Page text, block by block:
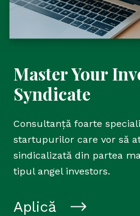
Master Your
Syndicate
Consultanță foarte
startupurilor care vor să
sindicalizată din partea
tipul angel investors.
Aplică